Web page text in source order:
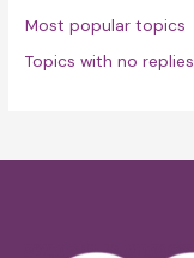
Most popular topics
Topics with no replies